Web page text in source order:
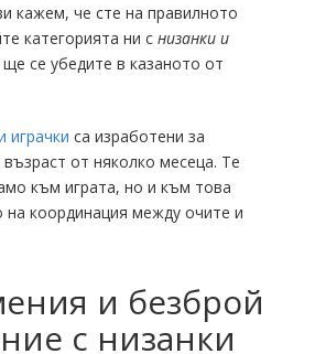
кажем, че сте на правилното
категорията ни с низанки и
се убедите в казаното от
играчки са изработени за
от няколко месеца. Те
към играта, но и към това
на координация между очите и
и безброй
с низанки